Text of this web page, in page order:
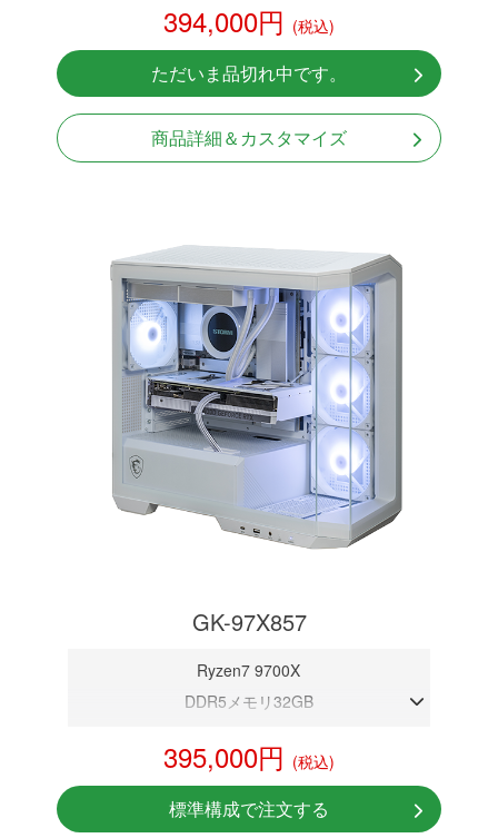
NVMeSSD 1TB
無線LAN Bluetooth対応
Windows11 Home 64bit
LCDスクリーン搭載
394,000円 (税込)
ただいま品切れ中です。
商品詳細＆カスタマイズ
GK-97X857
Ryzen7 9700X
DDR5メモリ32GB
NVMeSSD 1TB
無線LAN Bluetooth対応
Windows11 Home 64bit
395,000円 (税込)
標準構成で注文する